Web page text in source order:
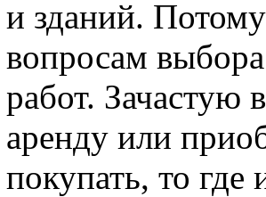
и зданий.
вопросам
работ. Зачастую
аренду или
покупать, то где